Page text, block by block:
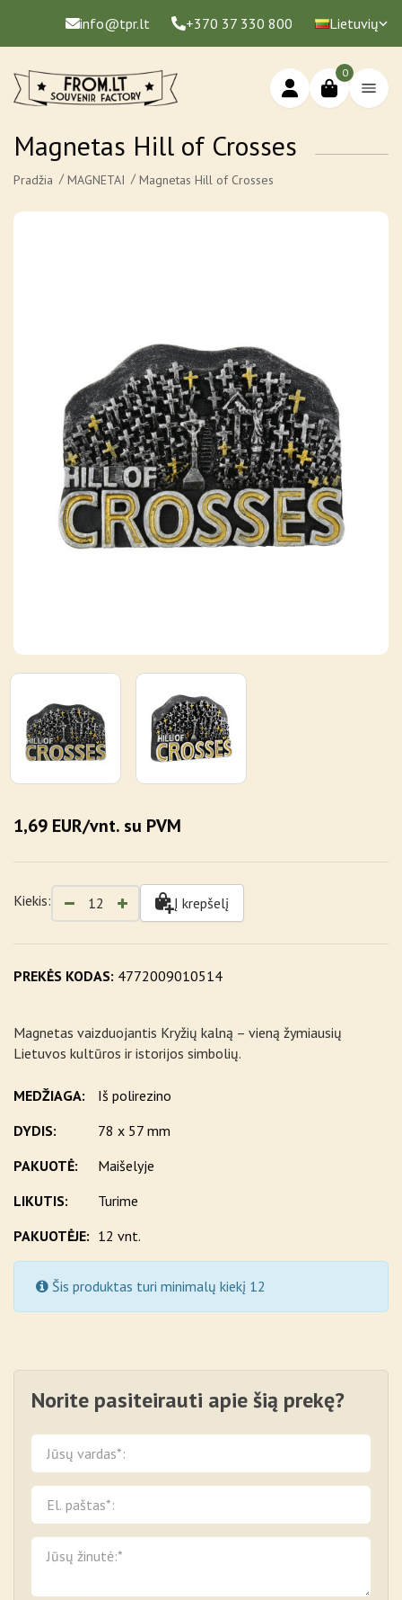
info@tpr.lt +370 37 330 800 Lietuvių
0
Magnetas Hill of Crosses
Pradžia MAGNETAI Magnetas Hill of Crosses
PREKĖS KODAS: 4772009010514
Magnetas vaizduojantis Kryžių kalną – vieną žymiausių
Lietuvos kultūros ir istorijos simbolių.
MEDŽIAGA:
Iš polirezino
DYDIS:
78 x 57 mm
PAKUOTĖ:
Maišelyje
LIKUTIS:
Turime
PAKUOTĖJE: 12 vnt.
1,69 EUR/vnt. su PVM
Kiekis: Į krepšelį
Šis produktas turi minimalų kiekį 12
Norite pasiteirauti apie šią prekę?